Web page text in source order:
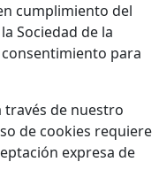
cumplimiento del
Sociedad de la
para
través de nuestro
de cookies requiere
expresa de